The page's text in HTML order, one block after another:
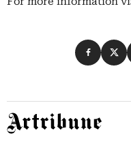
Condividi
Artribune